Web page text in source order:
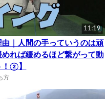
11:19
｜人間の手っていうのは頑
れば緩めるほど繋がって動
！②】
方